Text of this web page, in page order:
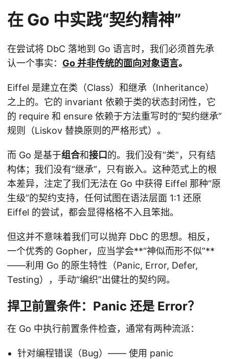
在 Go 中实践“契约精神”
在尝试将 DbC 落地到 Go 语言时，我们必须首先承
认一个事实： Go 并非传统的面向对象语言。
Eiffel 是建立在类（Class）和继承（Inheritance）
之上的。它的 invariant 依赖于类的状态封闭性，它
的 require 和 ensure 依赖于方法重写时的“契约继承”
规则（Liskov 替换原则的严格形式）。
而 Go 是基于组合和接口的。我们没有“类”，只有结
构体；我们没有“继承”，只有嵌入。这种范式上的根
本差异，注定了我们无法在 Go 中获得 Eiffel 那种“原
生级”的契约支持，任何试图在语法层面 1:1 还原
Eiffel 的尝试，都会显得格格不入且笨拙。
但这并不意味着我们可以抛弃 DbC 的思想。相反，
一个优秀的 Gopher，应当学会**“神似而形不似”**
——利用 Go 的原生特性（Panic, Error, Defer,
Testing），手动“编织”出健壮的契约网。
捍卫前置条件：Panic 还是 Error？
在 Go 中执行前置条件检查，通常有两种流派：
针对编程错误（Bug）—— 使用 panic